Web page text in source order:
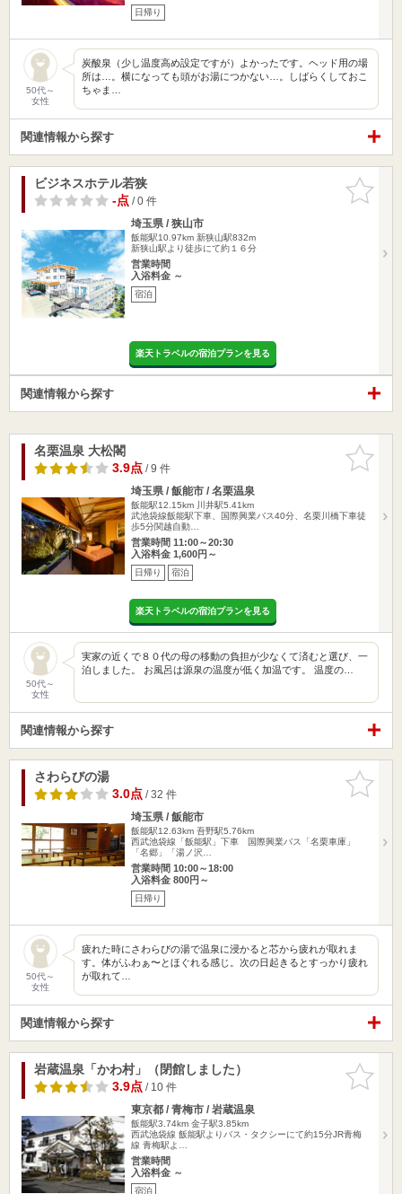
日帰り
50代～
女性
炭酸泉（少し温度高め設定ですが）よかったです。ヘッド用の場
所は…。横になっても頭がお湯につかない…。しばらくしておこ
ちゃま…
関連情報から探す
お気に入
りに追加
ビジネスホテル若狭
-点/ 0 件
埼玉県 / 狭山市
飯能駅10.97km 新狭山駅832m
新狭山駅より徒歩にて約１６分
営業時間
入浴料金 ～
宿泊
楽天トラベルの宿泊プランを見る
関連情報から探す
お気に入
りに追加
名栗温泉 大松閣
3.9点/ 9 件
埼玉県 / 飯能市 / 名栗温泉
飯能駅12.15km
川井駅5.41km
武池袋線飯能駅下車、国際興業バス40分、名栗川橋下車徒
歩5分関越自動…
営業時間 11:00～20:30
入浴料金 1,600円～
日帰り 宿泊
楽天トラベルの宿泊プランを見る
50代～
女性
実家の近くで８０代の母の移動の負担が少なくて済むと選び、一
泊しました。 お風呂は源泉の温度が低く加温です。 温度の…
関連情報から探す
お気に入
りに追加
さわらびの湯
3.0点/ 32 件
埼玉県 / 飯能市
飯能駅12.63km 吾野駅5.76km
西武池袋線「飯能駅」下車 国際興業バス「名栗車庫」
「名郷」「湯ノ沢…
営業時間 10:00～18:00
入浴料金 800円～
日帰り
50代～
女性
疲れた時にさわらびの湯で温泉に浸かると芯から疲れが取れま
す。体がふわぁ〜とほぐれる感じ。次の日起きるとすっかり疲れ
が取れて…
関連情報から探す
お気に入
りに追加
岩蔵温泉「かわ村」（閉館しました）
3.9点/ 10 件
東京都 / 青梅市 / 岩蔵温泉
飯能駅3.74km 金子駅3.85km
西武池袋線 飯能駅よりバス・タクシーにて約15分JR青梅
線 青梅駅よ…
営業時間
入浴料金 ～
宿泊